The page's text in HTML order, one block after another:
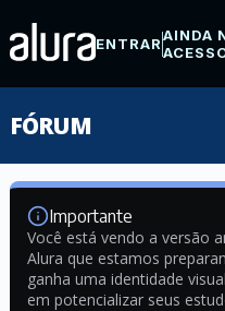
ENTRARAINDA
FÓRUM
Importante
Você está vendo a versão
Alura que estamos
ganha uma identidade
em potencializar seus